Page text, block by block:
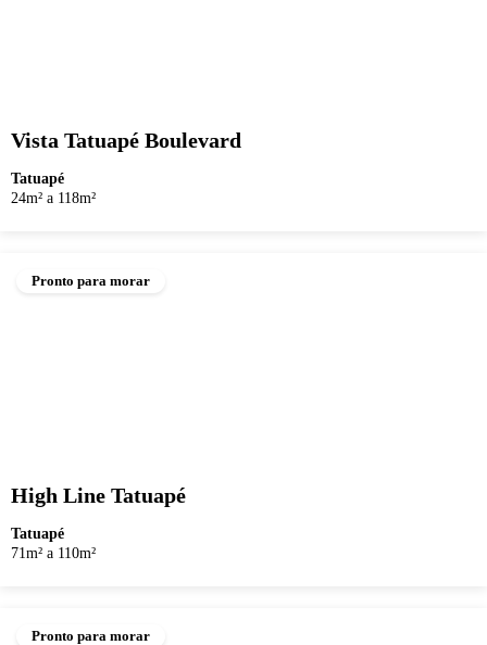
Vista Tatuapé Boulevard
Tatuapé
24m² a 118m²
Pronto para morar
High Line Tatuapé
Tatuapé
71m² a 110m²
Pronto para morar